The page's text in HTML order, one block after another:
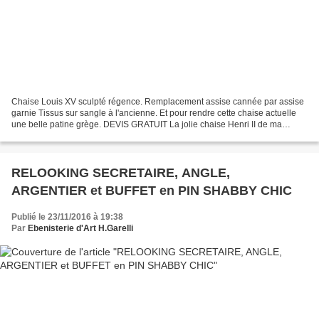
Chaise Louis XV sculpté régence. Remplacement assise cannée par assise
garnie Tissus sur sangle à l'ancienne. Et pour rendre cette chaise actuelle
une belle patine grège. DEVIS GRATUIT La jolie chaise Henri II de ma
RELOOKING SECRETAIRE, ANGLE,
ARGENTIER et BUFFET en PIN SHABBY CHIC
Publié le 23/11/2016 à 19:38
Par Ebenisterie d'Art H.Garelli